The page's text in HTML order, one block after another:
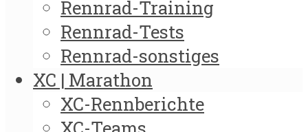
Rennrad-Training
Rennrad-Tests
Rennrad-sonstiges
XC | Marathon
XC-Rennberichte